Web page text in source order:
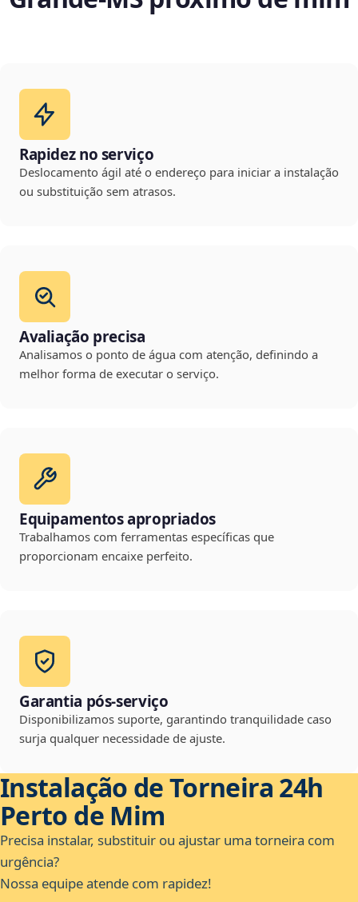
Rapidez no serviço
Deslocamento ágil até o endereço para iniciar a instalação
ou substituição sem atrasos.
Avaliação precisa
Analisamos o ponto de água com atenção, definindo a
melhor forma de executar o serviço.
Equipamentos apropriados
Trabalhamos com ferramentas específicas que
proporcionam encaixe perfeito.
Garantia pós-serviço
Disponibilizamos suporte, garantindo tranquilidade caso
surja qualquer necessidade de ajuste.
Instalação de Torneira 24h
Perto de Mim
Precisa instalar, substituir ou ajustar uma torneira com
urgência?
Nossa equipe atende com rapidez!